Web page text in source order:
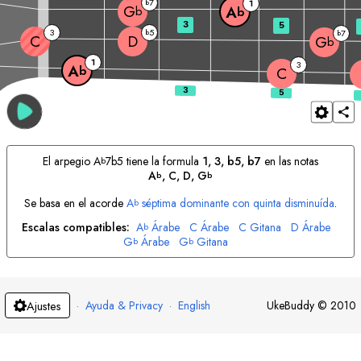
Ab 1
C 3
C 3 D b5 Gb
b7
Gb Ab 1
3 5
El arpegio Ab7b5 tiene la formula 1, 3, b5, b7 en las notas
Ab, C, D, Gb
Se basa en el acorde Ab séptima dominante con quinta disminuída.
Escalas compatibles: Ab Árabe C Árabe C Gitana D Árabe
Gb Árabe Gb Gitana
Ajustes · Ayuda & Privacy · English UkeBuddy © 2010